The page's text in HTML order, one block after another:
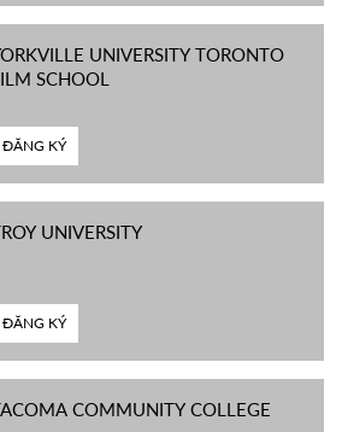
UNIVERSITY TORONTO
SCHOOL
ĐĂNG KÝ
UNIVERSITY
ĐĂNG KÝ
COMMUNITY COLLEGE